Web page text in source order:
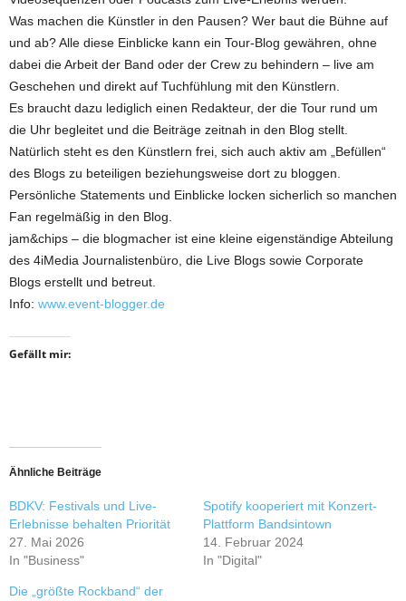
Was machen die Künstler in den Pausen? Wer baut die Bühne auf
und ab? Alle diese Einblicke kann ein Tour-Blog gewähren, ohne
dabei die Arbeit der Band oder der Crew zu behindern – live am
Geschehen und direkt auf Tuchfühlung mit den Künstlern.
Es braucht dazu lediglich einen Redakteur, der die Tour rund um
die Uhr begleitet und die Beiträge zeitnah in den Blog stellt.
Natürlich steht es den Künstlern frei, sich auch aktiv am „Befüllen“
des Blogs zu beteiligen beziehungsweise dort zu bloggen.
Persönliche Statements und Einblicke locken sicherlich so manchen
Fan regelmäßig in den Blog.
jam&chips – die blogmacher ist eine kleine eigenständige Abteilung
des 4iMedia Journalistenbüro, die Live Blogs sowie Corporate
Blogs erstellt und betreut.
Info: www.event-blogger.de
Gefällt mir:
Ähnliche Beiträge
BDKV: Festivals und Live-
Erlebnisse behalten Priorität
27. Mai 2026
In "Business"
Spotify kooperiert mit Konzert-
Plattform Bandsintown
14. Februar 2024
In "Digital"
Die „größte Rockband“ der